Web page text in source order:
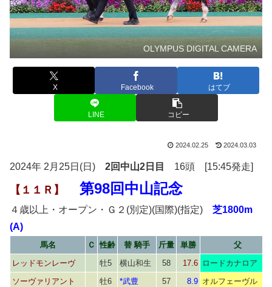
OLYMPUS DIGITAL CAMERA
X Facebook はてブ
LINE コピー
2024.02.25 2024.03.03
2024年 2月25日(日) 2回中山2日目 16頭 [15:45発走]
【１１Ｒ】 第98回中山記念
４歳以上・オープン・Ｇ２(別定)(国際)(指定) 芝1800m
(A)
馬名 Ｃ 性齢 替 騎手 斤量 単勝
父
レッドモンレーヴ
牡5 横山和生 58 17.6 ロードカナロア
ソーヴァリアント
牡6 *武豊 57 8.9 オルフェーヴル